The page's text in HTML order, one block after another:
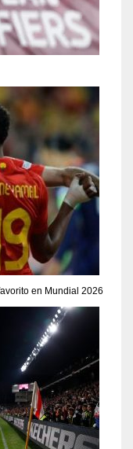
en Mundial 2026